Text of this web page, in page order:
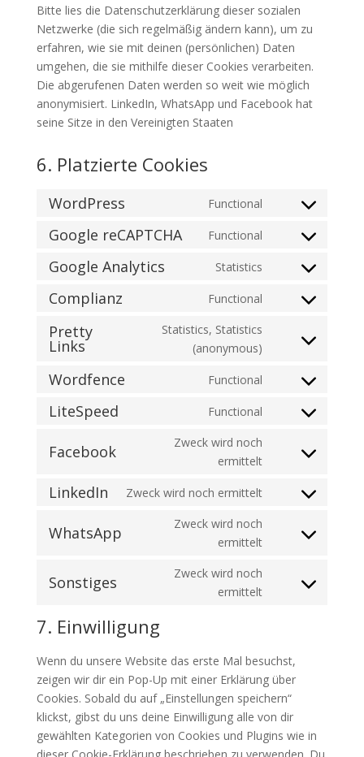
Bitte lies die Datenschutzerklärung dieser sozialen
Netzwerke (die sich regelmäßig ändern kann), um zu
erfahren, wie sie mit deinen (persönlichen) Daten
umgehen, die sie mithilfe dieser Cookies verarbeiten.
Die abgerufenen Daten werden so weit wie möglich
anonymisiert. LinkedIn, WhatsApp und Facebook hat
seine Sitze in den Vereinigten Staaten
6. Platzierte Cookies
WordPress Functional
Consent
wordpress
Google reCAPTCHA Functional
Consent
google-
Google Analytics Statistics
Consent
analytics
Complianz Functional
Consent
service
Pretty
Links
Statistics, Statistics
(anonymous)
Consent
service
Wordfence Functional
Consent
LiteSpeed Functional
Consent
service
Facebook
Zweck wird noch
ermittelt
Consent
service
LinkedIn Zweck wird noch ermittelt
Consent
service
WhatsApp
Zweck wird noch
ermittelt
Consent
service
Sonstiges
Zweck wird noch
ermittelt
Consent
7. Einwilligung
Wenn du unsere Website das erste Mal besuchst,
zeigen wir dir ein Pop-Up mit einer Erklärung über
Cookies. Sobald du auf „Einstellungen speichern“
klickst, gibst du uns deine Einwilligung alle von dir
gewählten Kategorien von Cookies und Plugins wie in